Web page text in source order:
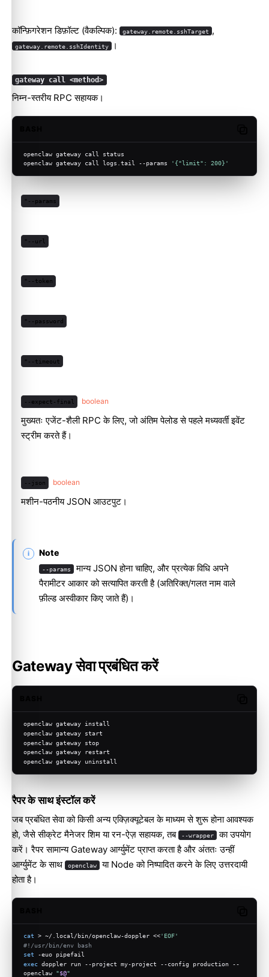
कॉन्फ़िगरेशन डिफ़ॉल्ट (वैकल्पिक): gateway.remote.sshTarget ,
gateway.remote.sshIdentity ।
gateway call <method>
निम्न-स्तरीय RPC सहायक।
openclaw gateway call status
openclaw gateway call logs.tail --params
'{"limit": 200}'
"--params
"--url
"--token
"--password
"--timeout
--expect-final boolean
मुख्यतः एजेंट-शैली RPC के लिए, जो अंतिम पेलोड से पहले मध्यवर्ती इवेंट
स्ट्रीम करते हैं।
--json boolean
मशीन-पठनीय JSON आउटपुट।
Note
--params मान्य JSON होना चाहिए, और प्रत्येक विधि अपने
पैरामीटर आकार को सत्यापित करती है (अतिरिक्त/गलत नाम वाले
फ़ील्ड अस्वीकार किए जाते हैं)।
Gateway सेवा प्रबंधित करें
openclaw gateway install
openclaw gateway start
openclaw gateway stop
openclaw gateway restart
openclaw gateway uninstall
रैपर के साथ इंस्टॉल करें
जब प्रबंधित सेवा को किसी अन्य एक्ज़िक्यूटेबल के माध्यम से शुरू होना आवश्यक
हो, जैसे सीक्रेट मैनेजर शिम या रन-ऐज़ सहायक, तब
--wrapper का उपयोग
करें। रैपर सामान्य Gateway आर्ग्युमेंट प्राप्त करता है और अंततः उन्हीं
आर्ग्युमेंट के साथ
openclaw या Node को निष्पादित करने के लिए उत्तरदायी
होता है।
cat > ~/.local/bin/openclaw-doppler <<'EOF'
#!/usr/bin/env bash
set -euo pipefail
exec doppler run --project my-project --config production --
openclaw "$@"